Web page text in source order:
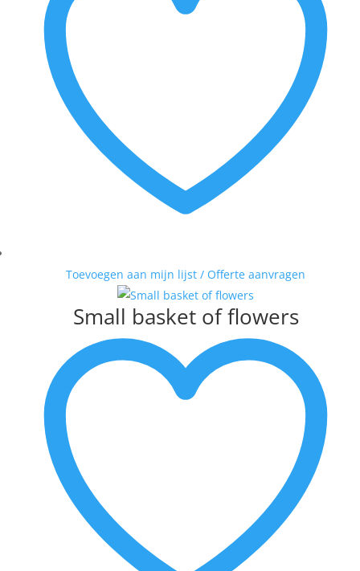
Toevoegen aan mijn lijst / Offerte aanvragen
Small basket of flowers